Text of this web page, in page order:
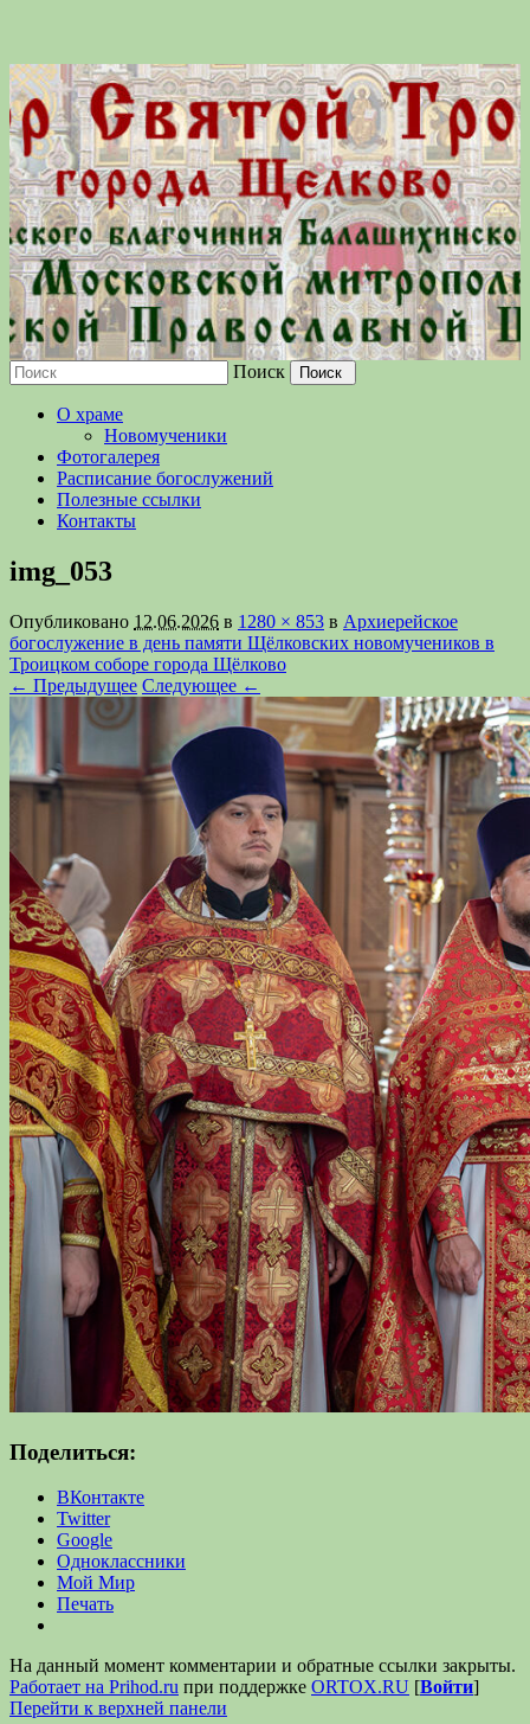
Православной Церкви
Поиск
О храме
Новомученики
Фотогалерея
Расписание богослужений
Полезные ссылки
Контакты
img_053
Опубликовано 12.06.2026 в 1280 × 853 в Архиерейское
богослужение в день памяти Щёлковских новомучеников в
Троицком соборе города Щёлково
← Предыдущее Следующее ←
Поделиться:
ВКонтакте
Twitter
Google
Одноклассники
Мой Мир
Печать
На данный момент комментарии и обратные ссылки закрыты.
Работает на Prihod.ru при поддержке ORTOX.RU [Войти]
Перейти к верхней панели